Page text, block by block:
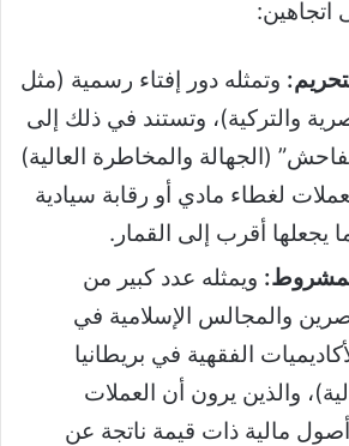
اتجاهين:
وتمثله دور إفتاء رسمية (مثل
والتركية)، وتستند في ذلك إلى
(الجهالة والمخاطرة العالية)
لغطاء مادي أو رقابة سيادية
يجعلها أقرب إلى القمار.
ويمثله عدد كبير من
والمجالس الإسلامية في
الفقهية في بريطانيا
والذين يرون أن العملات
مالية ذات قيمة ناتجة عن